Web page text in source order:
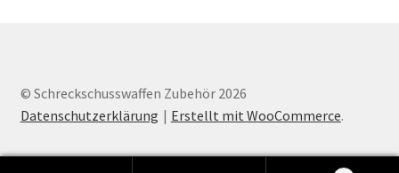
© Schreckschusswaffen Zubehör 2026
Datenschutzerklärung
Erstellt mit WooCommerce.